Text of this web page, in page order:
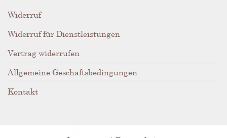
Widerruf
Widerruf für Dienstleistungen
Vertrag widerrufen
Allgemeine Geschäftsbedingungen
Kontakt